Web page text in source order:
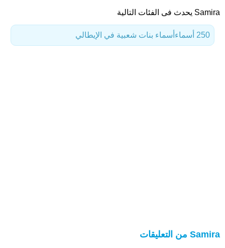
Samira يحدث فى الفئات التالية
أسماء بنات شعبية في الإيطالي 250 أسماء
Samira من التعليقات